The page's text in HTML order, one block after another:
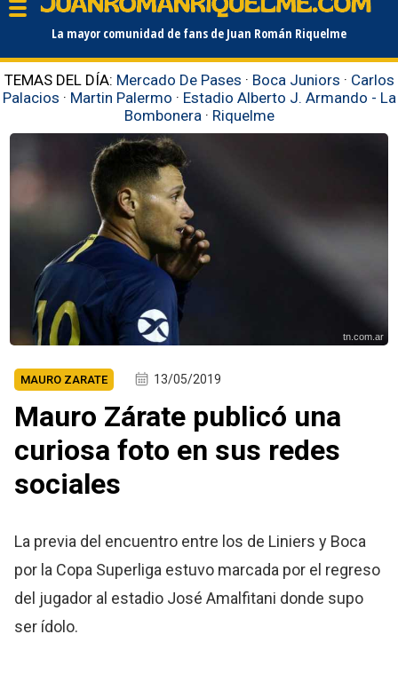
La mayor comunidad de fans de Juan Román Riquelme
TEMAS DEL DÍA: Mercado De Pases · Boca Juniors · Carlos
Palacios · Martin Palermo · Estadio Alberto J. Armando - La
Bombonera · Riquelme
tn.com.ar
MAURO ZARATE 13/05/2019
Mauro Zárate publicó una
curiosa foto en sus redes
sociales
La previa del encuentro entre los de Liniers y Boca
por la Copa Superliga estuvo marcada por el regreso
del jugador al estadio José Amalfitani donde supo
ser ídolo.